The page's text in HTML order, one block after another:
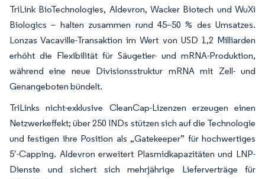
TriLink BioTechnologies, Aldevron, Wacker Biotech und WuXi
Biologics – halten zusammen rund 45–50 % des Umsatzes.
Lonzas Vacaville-Transaktion im Wert von USD 1,2 Milliarden
erhöht die Flexibilität für Säugetier- und mRNA-Produktion,
während eine neue Divisionsstruktur mRNA mit Zell- und
Genangeboten bündelt.
TriLinks nicht-exklusive CleanCap-Lizenzen erzeugen einen
Netzwerkeffekt; über 250 INDs stützen sich auf die Technologie
und festigen ihre Position als „Gatekeeper” für hochwertiges
5′-Capping. Aldevron erweitert Plasmidkapazitäten und LNP-
Dienste und sichert sich mehrjährige Lieferverträge für